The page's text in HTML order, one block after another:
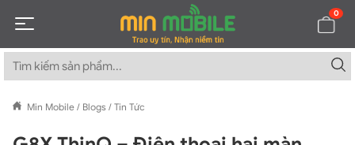
0
Min Mobile / Blogs / Tin Tức